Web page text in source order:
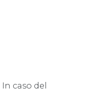
caso del